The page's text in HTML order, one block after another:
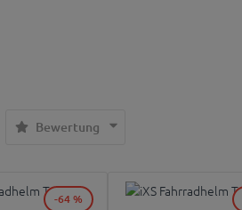
Bewertung
-64 %